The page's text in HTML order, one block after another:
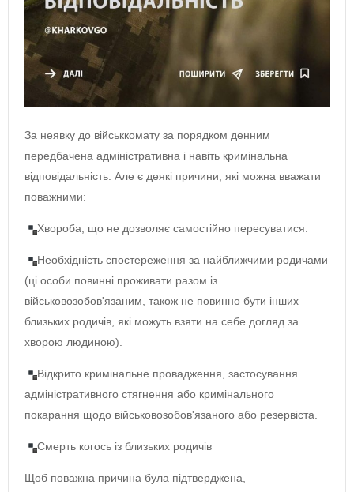
За неявку до військкомату за порядком денним
передбачена адміністративна і навіть кримінальна
відповідальність. Але є деякі причини, які можна вважати
поважними:
Хвороба, що не дозволяє самостійно пересуватися.
Необхідність спостереження за найближчими родичами
(ці особи повинні проживати разом із
військовозобов'язаним, також не повинно бути інших
близьких родичів, які можуть взяти на себе догляд за
хворою людиною).
Відкрито кримінальне провадження, застосування
адміністративного стягнення або кримінального
покарання щодо військовозобов'язаного або резервіста.
Смерть когось із близьких родичів
Щоб поважна причина була підтверджена,